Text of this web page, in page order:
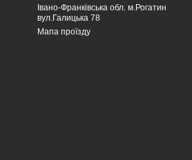
Івано-Франківська обл. м.Рогатин
вул.Галицька 78
Мапа проїзду